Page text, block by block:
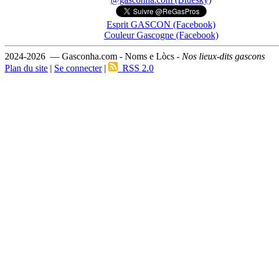
Esprit GASCON (Facebook)
Couleur Gascogne (Facebook)
2024-2026 — Gasconha.com - Noms e Lòcs - Nos lieux-dits gascons
Plan du site | Se connecter| RSS 2.0